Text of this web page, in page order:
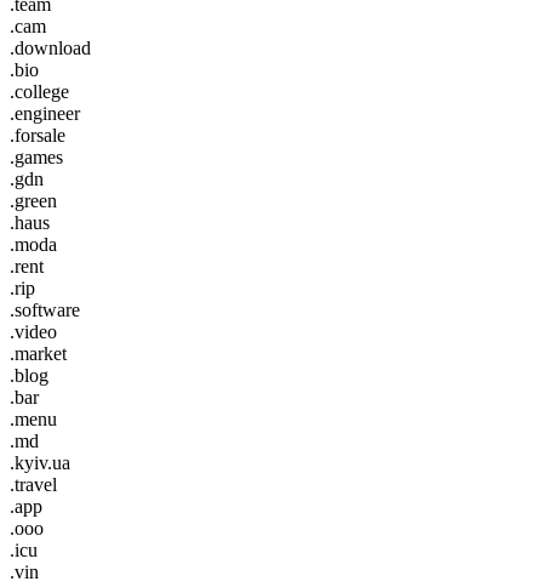
.cam
.download
.bio
.college
.engineer
.forsale
.games
.gdn
.green
.haus
.moda
.rent
.rip
.software
.video
.market
.blog
.bar
.menu
.md
.kyiv.ua
.travel
.app
.ooo
.icu
.vin